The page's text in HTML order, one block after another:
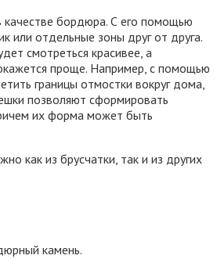
качестве бордюра. С его помощью
или отдельные зоны друг от друга.
смотреться красивее, а
проще. Например, с помощью
границы отмостки вокруг дома,
позволяют сформировать
их форма может быть
как из брусчатки, так и из других
камень.